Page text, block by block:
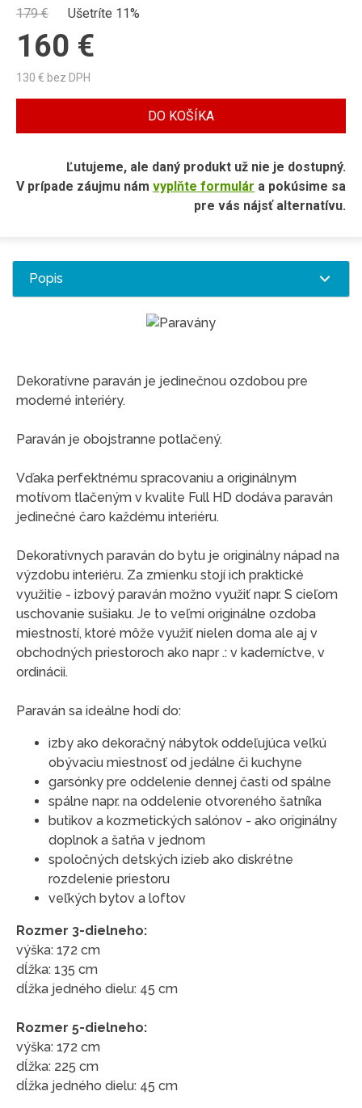
179€ Ušetríte 11%
160 €
130 € bez DPH
DO KOŠÍKA
Ľutujeme, ale daný produkt už nie je dostupný.
V prípade záujmu nám vyplňte formulár a pokúsime sa
pre vás nájsť alternatívu.
Popis
Dekoratívne paraván je jedinečnou ozdobou pre
moderné interiéry.
Paraván je obojstranne potlačený.
Vďaka perfektnému spracovaniu a originálnym
motívom tlačeným v kvalite Full HD dodáva paraván
jedinečné čaro každému interiéru.
Dekoratívnych paraván do bytu je originálny nápad na
výzdobu interiéru. Za zmienku stojí ich praktické
využitie - izbový paraván možno využiť napr. S cieľom
uschovanie sušiaku. Je to veľmi originálne ozdoba
miestností, ktoré môže využiť nielen doma ale aj v
obchodných priestoroch ako napr .: v kaderníctve, v
ordinácii.
Paraván sa ideálne hodí do:
izby ako dekoračný nábytok oddeľujúca veľkú
obývaciu miestnosť od jedálne či kuchyne
garsónky pre oddelenie dennej časti od spálne
spálne napr. na oddelenie otvoreného šatníka
butikov a kozmetických salónov - ako originálny
doplnok a šatňa v jednom
spoločných detských izieb ako diskrétne
rozdelenie priestoru
veľkých bytov a loftov
Rozmer 3-dielneho:
výška: 172 cm
dĺžka: 135 cm
dĺžka jedného dielu: 45 cm
Rozmer 5-dielneho:
výška: 172 cm
dĺžka: 225 cm
dĺžka jedného dielu: 45 cm